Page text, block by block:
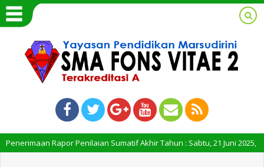
Rapor Penilaian Sumatif Akhir Tahun : Sabtu, 21 Juni 2025, Pukul